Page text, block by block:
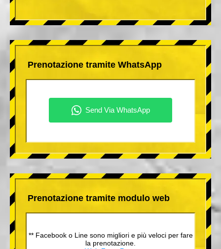
Prenotazione tramite WhatsApp
Prenotazione tramite modulo web
** Facebook o Line sono migliori e più veloci per fare
la prenotazione.